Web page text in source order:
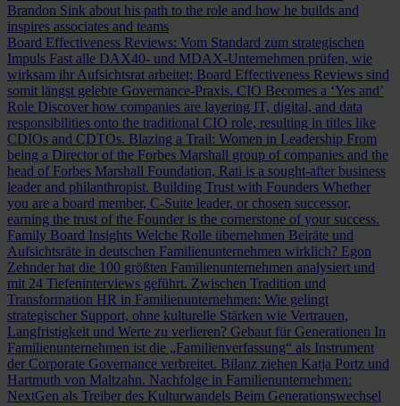
Brandon Sink about his path to the role and how he builds and
inspires associates and teams
Board Effectiveness Reviews: Vom Standard zum strategischen
Impuls Fast alle DAX40- und MDAX-Unternehmen prüfen, wie
wirksam ihr Aufsichtsrat arbeitet; Board Effectiveness Reviews sind
somit längst gelebte Governance-Praxis. CIO Becomes a ‘Yes and’
Role Discover how companies are layering IT, digital, and data
responsibilities onto the traditional CIO role, resulting in titles like
CDIOs and CDTOs. Blazing a Trail: Women in Leadership From
being a Director of the Forbes Marshall group of companies and the
head of Forbes Marshall Foundation, Rati is a sought-after business
leader and philanthropist. Building Trust with Founders Whether
you are a board member, C-Suite leader, or chosen successor,
earning the trust of the Founder is the cornerstone of your success.
Family Board Insights Welche Rolle übernehmen Beiräte und
Aufsichtsräte in deutschen Familienunternehmen wirklich? Egon
Zehnder hat die 100 größten Familienunternehmen analysiert und
mit 24 Tiefeninterviews geführt. Zwischen Tradition und
Transformation HR in Familienunternehmen: Wie gelingt
strategischer Support, ohne kulturelle Stärken wie Vertrauen,
Langfristigkeit und Werte zu verlieren? Gebaut für Generationen In
Familienunternehmen ist die „Familienverfassung“ als Instrument
der Corporate Governance verbreitet. Bilanz ziehen Katja Portz und
Hartmuth von Maltzahn. Nachfolge in Familienunternehmen:
NextGen als Treiber des Kulturwandels Beim Generationswechsel